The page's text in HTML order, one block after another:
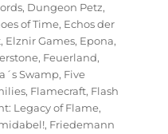
, Dungeon Petz,
of Time, Echos der
, Elznir Games, Epona,
, Feuerland,
Swamp, Five
, Flamecraft, Flash
Legacy of Flame,
, Friedemann